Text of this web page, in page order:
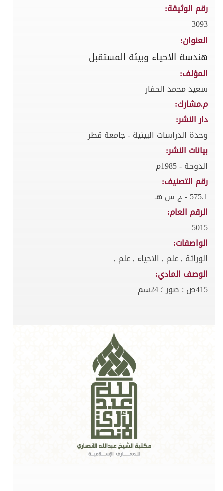
رقم الوثيقة:
3093
العنوان:
هندسة الاحياء وبيئة المستقبل
المؤلف:
سعيد محمد الحفار
م.مشارك:
دار النشر:
وحدة الدراسات البيئية - جامعة قطر
بيانات النشر:
الدوحة - 1985م
رقم التصنيف:
575.1 - ح س هـ
الرقم العام:
5015
الواصفات:
الوراثة , علم , الاحياء , علم ,
الوصف المادي:
415ص : صور ؛ 24سم